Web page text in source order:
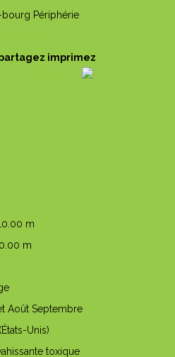
bourg Périphérie
imprimez
m
m
Août Septembre
Unis)
toxique